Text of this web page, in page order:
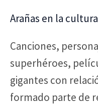
Arañas en la
Canciones,
superhéroes,
gigantes con
formado parte de